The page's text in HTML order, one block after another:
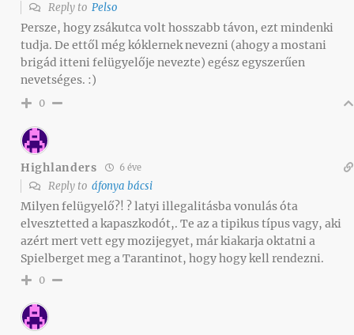
Reply to Pelso
Persze, hogy zsákutca volt hosszabb távon, ezt mindenki
tudja. De ettől még kóklernek nevezni (ahogy a mostani
brigád itteni felügyelője nevezte) egész egyszerűen
nevetséges. :)
0
Highlanders 6 éve
Reply to áfonya bácsi
Milyen felügyelő?! ? latyi illegalitásba vonulás óta
elvesztetted a kapaszkodót,. Te az a tipikus típus vagy, aki
azért mert vett egy mozijegyet, már kiakarja oktatni a
Spielberget meg a Tarantinot, hogy hogy kell rendezni.
0